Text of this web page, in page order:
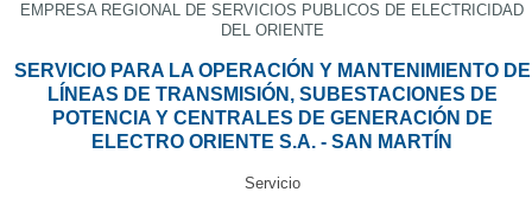
EMPRESA REGIONAL DE SERVICIOS PUBLICOS DE ELECTRICIDAD
DEL ORIENTE
SERVICIO PARA LA OPERACIÓN Y MANTENIMIENTO DE
LÍNEAS DE TRANSMISIÓN, SUBESTACIONES DE
POTENCIA Y CENTRALES DE GENERACIÓN DE
ELECTRO ORIENTE S.A. - SAN MARTÍN
Servicio